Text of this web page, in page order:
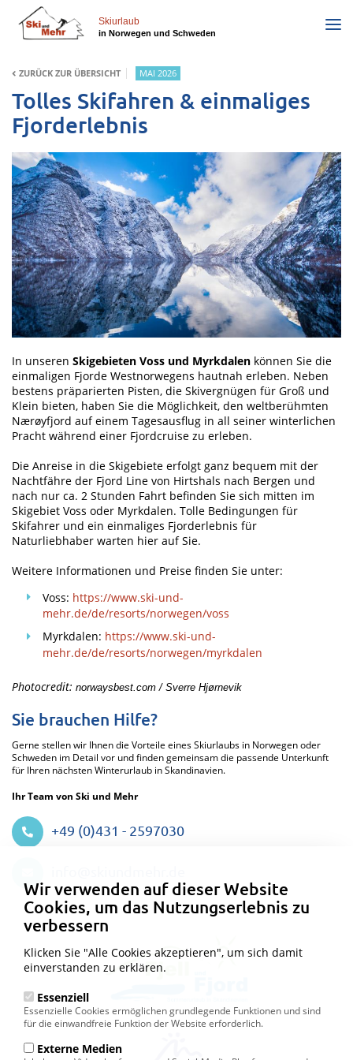
zum
Inhalt
Skiurlaub
in Norwegen und Schweden
ZURÜCK ZUR ÜBERSICHT MAI 2026
Tolles Skifahren & einmaliges
Fjorderlebnis
In unseren Skigebieten Voss und Myrkdalen können Sie die
einmaligen Fjorde Westnorwegens hautnah erleben. Neben
bestens präparierten Pisten, die Skivergnügen für Groß und
Klein bieten, haben Sie die Möglichkeit, den weltberühmten
Nærøyfjord auf einem Tagesausflug in all seiner winterlichen
Pracht während einer Fjordcruise zu erleben.
Die Anreise in die Skigebiete erfolgt ganz bequem mit der
Nachtfähre der Fjord Line von Hirtshals nach Bergen und
nach nur ca. 2 Stunden Fahrt befinden Sie sich mitten im
Skigebiet Voss oder Myrkdalen. Tolle Bedingungen für
Skifahrer und ein einmaliges Fjorderlebnis für
Naturliebhaber warten hier auf Sie.
Weitere Informationen und Preise finden Sie unter:
Voss: https://www.ski-und-
mehr.de/de/resorts/norwegen/voss
Myrkdalen: https://www.ski-und-
mehr.de/de/resorts/norwegen/myrkdalen
Photocredit: norwaysbest.com / Sverre Hjørnevik
Sie brauchen Hilfe?
Gerne stellen wir Ihnen die Vorteile eines Skiurlaubs in Norwegen oder
Schweden im Detail vor und finden gemeinsam die passende Unterkunft
für Ihren nächsten Winterurlaub in Skandinavien.
Ihr Team von Ski und Mehr
+49 (0)431 - 2597030
Wir verwenden auf dieser Website
Cookies, um das Nutzungserlebnis zu
verbessern
Klicken Sie "Alle Cookies akzeptieren", um sich damit
einverstanden zu erklären.
Essenziell
Essenzielle Cookies ermöglichen grundlegende Funktionen und sind
für die einwandfreie Funktion der Website erforderlich.
Externe Medien